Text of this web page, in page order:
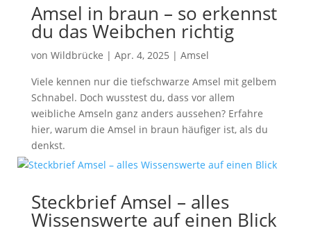
Amsel in braun – so erkennst
du das Weibchen richtig
von Wildbrücke | Apr. 4, 2025 | Amsel
Viele kennen nur die tiefschwarze Amsel mit gelbem
Schnabel. Doch wusstest du, dass vor allem
weibliche Amseln ganz anders aussehen? Erfahre
hier, warum die Amsel in braun häufiger ist, als du
denkst.
Steckbrief Amsel – alles
Wissenswerte auf einen Blick